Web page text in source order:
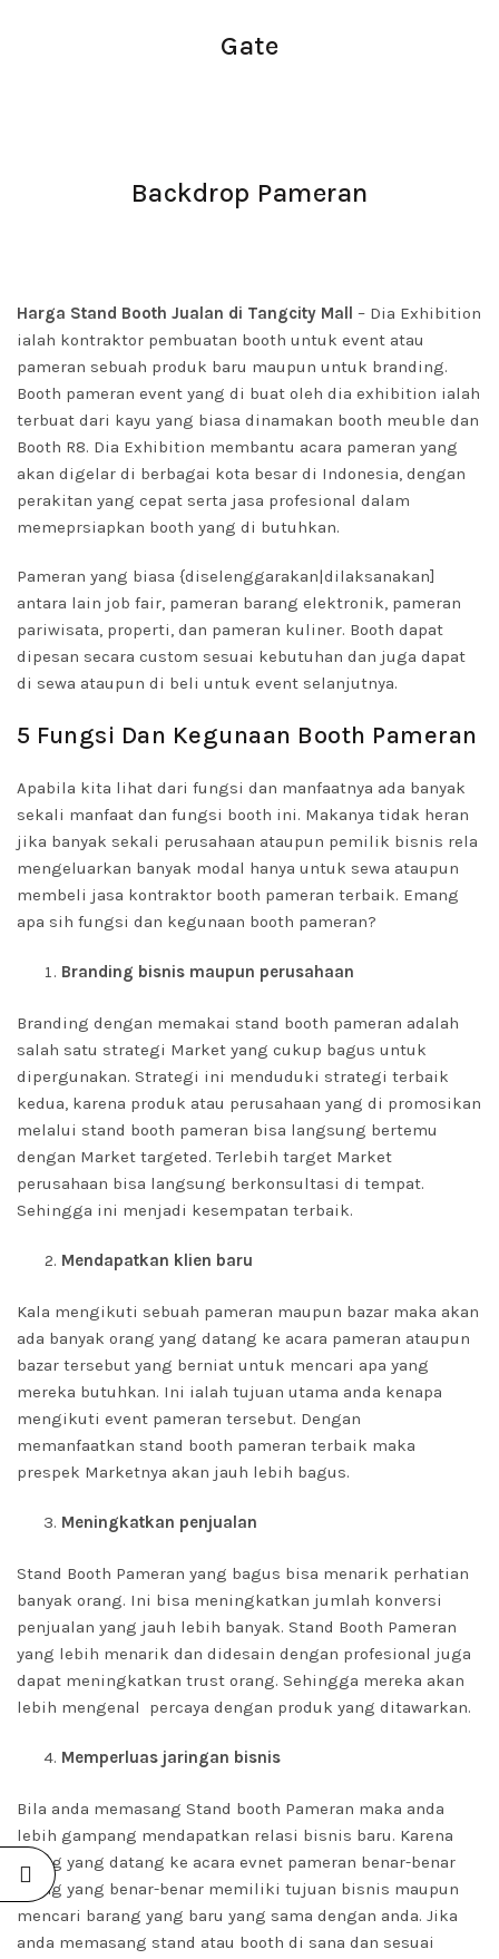
Gate
Backdrop Pameran
Harga Stand Booth Jualan di Tangcity Mall – Dia Exhibition
ialah kontraktor pembuatan booth untuk event atau
pameran sebuah produk baru maupun untuk branding.
Booth pameran event yang di buat oleh dia exhibition ialah
terbuat dari kayu yang biasa dinamakan booth meuble dan
Booth R8. Dia Exhibition membantu acara pameran yang
akan digelar di berbagai kota besar di Indonesia, dengan
perakitan yang cepat serta jasa profesional dalam
memeprsiapkan booth yang di butuhkan.
Pameran yang biasa {diselenggarakan|dilaksanakan]
antara lain job fair, pameran barang elektronik, pameran
pariwisata, properti, dan pameran kuliner. Booth dapat
dipesan secara custom sesuai kebutuhan dan juga dapat
di sewa ataupun di beli untuk event selanjutnya.
5 Fungsi Dan Kegunaan Booth Pameran
Apabila kita lihat dari fungsi dan manfaatnya ada banyak
sekali manfaat dan fungsi booth ini. Makanya tidak heran
jika banyak sekali perusahaan ataupun pemilik bisnis rela
mengeluarkan banyak modal hanya untuk sewa ataupun
membeli jasa kontraktor booth pameran terbaik. Emang
apa sih fungsi dan kegunaan booth pameran?
Branding bisnis maupun perusahaan
Branding dengan memakai stand booth pameran adalah
salah satu strategi Market yang cukup bagus untuk
dipergunakan. Strategi ini menduduki strategi terbaik
kedua, karena produk atau perusahaan yang di promosikan
melalui stand booth pameran bisa langsung bertemu
dengan Market targeted. Terlebih target Market
perusahaan bisa langsung berkonsultasi di tempat.
Sehingga ini menjadi kesempatan terbaik.
Mendapatkan klien baru
Kala mengikuti sebuah pameran maupun bazar maka akan
ada banyak orang yang datang ke acara pameran ataupun
bazar tersebut yang berniat untuk mencari apa yang
mereka butuhkan. Ini ialah tujuan utama anda kenapa
mengikuti event pameran tersebut. Dengan
memanfaatkan stand booth pameran terbaik maka
prespek Marketnya akan jauh lebih bagus.
Meningkatkan penjualan
Stand Booth Pameran yang bagus bisa menarik perhatian
banyak orang. Ini bisa meningkatkan jumlah konversi
penjualan yang jauh lebih banyak. Stand Booth Pameran
yang lebih menarik dan didesain dengan profesional juga
dapat meningkatkan trust orang. Sehingga mereka akan
lebih mengenal percaya dengan produk yang ditawarkan.
Memperluas jaringan bisnis
Bila anda memasang Stand booth Pameran maka anda
lebih gampang mendapatkan relasi bisnis baru. Karena
orang yang datang ke acara evnet pameran benar-benar
orang yang benar-benar memiliki tujuan bisnis maupun
mencari barang yang baru yang sama dengan anda. Jika
anda memasang stand atau booth di sana dan sesuai